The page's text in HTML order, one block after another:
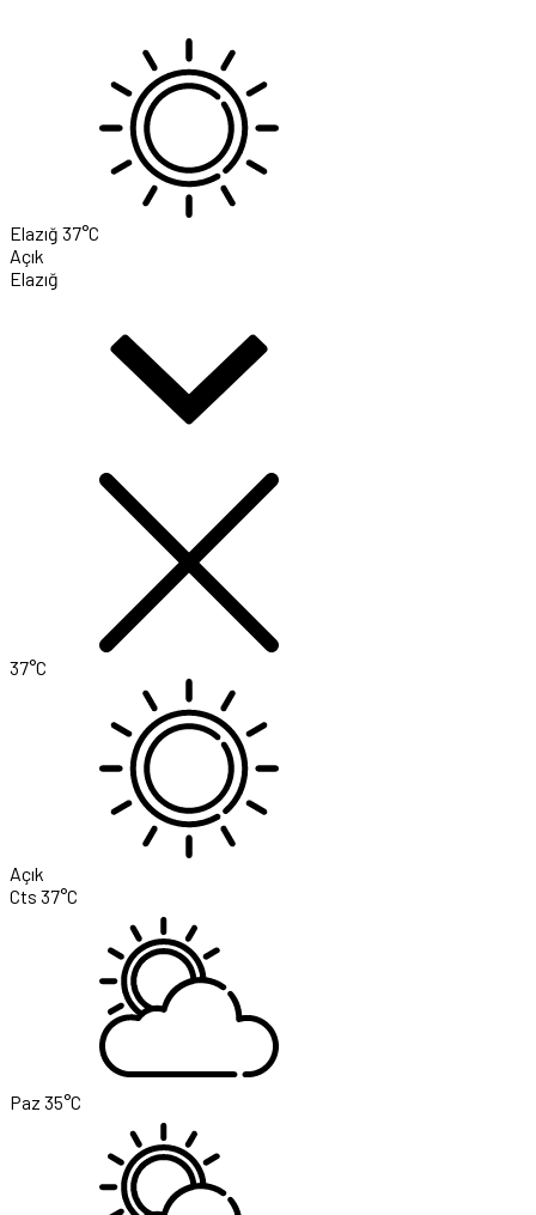
Elazığ 37°C
Açık
Elazığ
37°C
Açık
Cts 37°C
Paz 35°C